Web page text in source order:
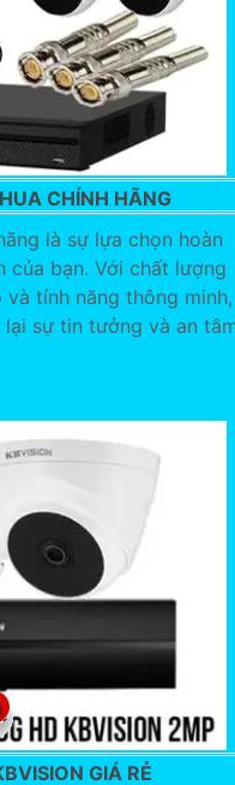
CHÍNH HÃNG
là sự lựa chọn hoàn
của bạn. Với chất lượng
tính năng thông minh,
lại sự tin tưởng và an
GIÁ RẺ